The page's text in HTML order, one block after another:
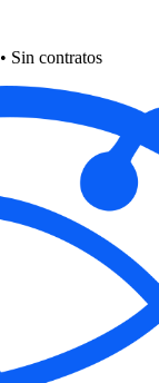
Sin contratos